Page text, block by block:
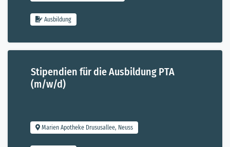
Ausbildung
Ausbildung
Stipendien für die Ausbildung PTA
(m/w/d)
Marien Apotheke Drususallee, Neuss